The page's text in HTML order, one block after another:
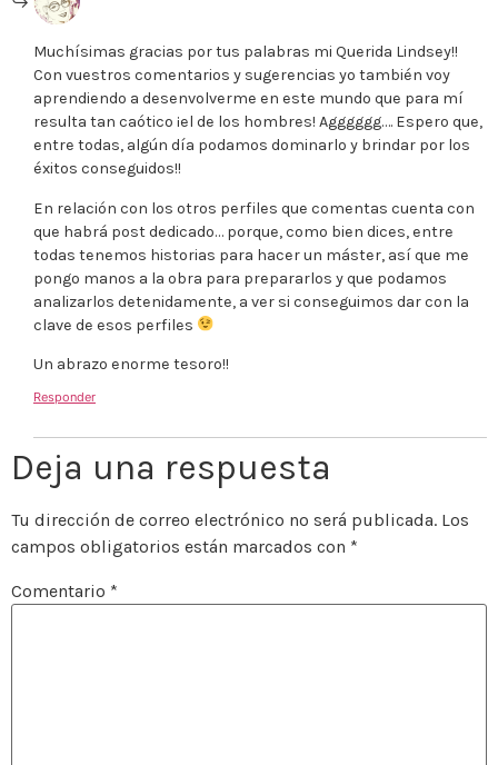
Muchísimas gracias por tus palabras mi Querida Lindsey!!
Con vuestros comentarios y sugerencias yo también voy
aprendiendo a desenvolverme en este mundo que para mí
resulta tan caótico ¡el de los hombres! Agggggg…. Espero que,
entre todas, algún día podamos dominarlo y brindar por los
éxitos conseguidos!!
En relación con los otros perfiles que comentas cuenta con
que habrá post dedicado… porque, como bien dices, entre
todas tenemos historias para hacer un máster, así que me
pongo manos a la obra para prepararlos y que podamos
analizarlos detenidamente, a ver si conseguimos dar con la
clave de esos perfiles
Un abrazo enorme tesoro!!
Responder
Deja una respuesta
Tu dirección de correo electrónico no será publicada. Los
campos obligatorios están marcados con *
Comentario *